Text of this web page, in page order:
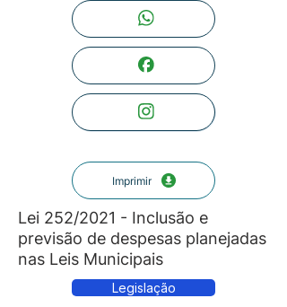
Imprimir
Lei 252/2021 - Inclusão e
previsão de despesas planejadas
nas Leis Municipais
Legislação